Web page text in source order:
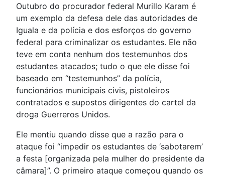
Outubro do procurador federal Murillo Karam é
um exemplo da defesa dele das autoridades de
Iguala e da polícia e dos esforços do governo
federal para criminalizar os estudantes. Ele não
teve em conta nenhum dos testemunhos dos
estudantes atacados; tudo o que ele disse foi
baseado em “testemunhos” da polícia,
funcionários municipais civis, pistoleiros
contratados e supostos dirigentes do cartel da
droga Guerreros Unidos.
Ele mentiu quando disse que a razão para o
ataque foi “impedir os estudantes de ‘sabotarem’
a festa [organizada pela mulher do presidente da
câmara]”. O primeiro ataque começou quando os